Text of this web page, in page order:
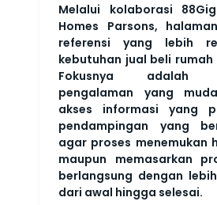
Melalui kolaborasi
Homes Parsons,
referensi yang lebih
kebutuhan jual beli
Fokusnya adalah
pengalaman yang
akses informasi yang
pendampingan yang
agar proses menemukan
maupun memasarkan
berlangsung dengan
dari awal hingga selesai.